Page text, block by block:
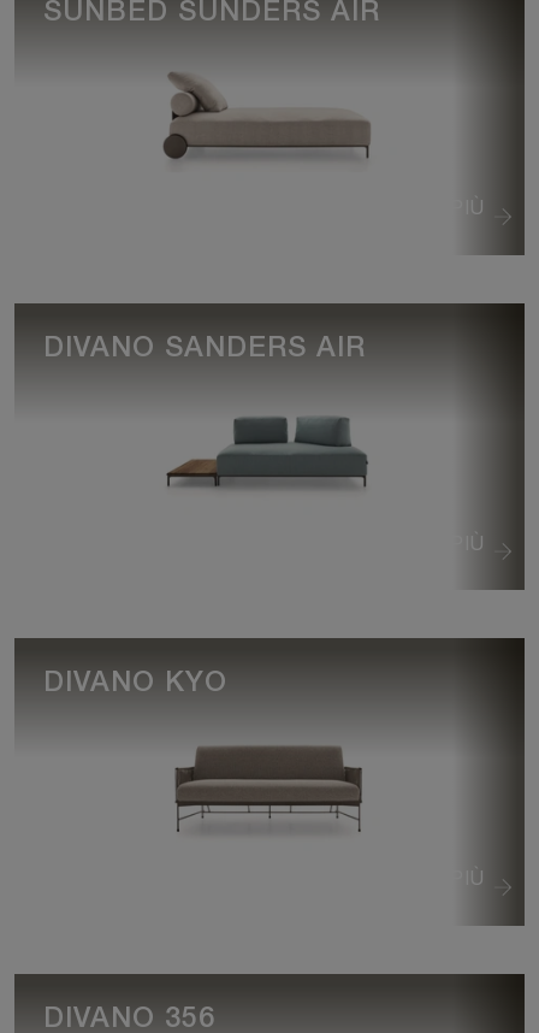
VEDI DI PIÙ
SUNBED SUNDERS AIR
VEDI DI PIÙ
DIVANO SANDERS AIR
VEDI DI PIÙ
DIVANO KYO
DIVANO 356